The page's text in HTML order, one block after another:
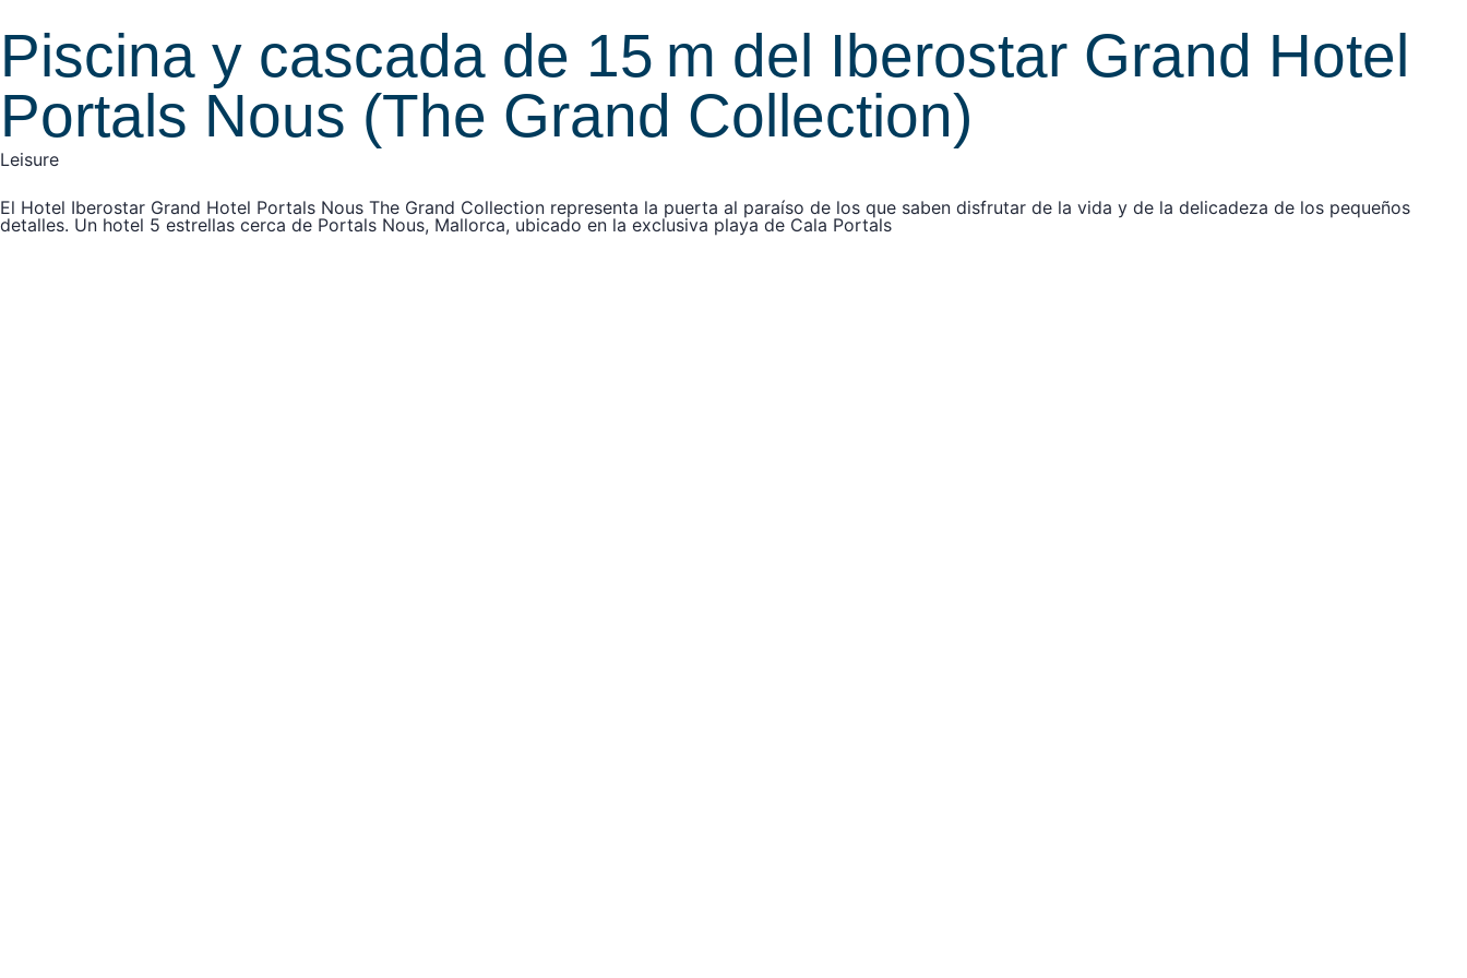
Piscina y cascada de 15 m del Iberostar Grand Hotel
Portals Nous (The Grand Collection)
Leisure
El Hotel Iberostar Grand Hotel Portals Nous The Grand Collection representa la puerta al paraíso de los que saben disfrutar de la vida y de la delicadeza de los pequeños
detalles. Un hotel 5 estrellas cerca de Portals Nous, Mallorca, ubicado en la exclusiva playa de Cala Portals